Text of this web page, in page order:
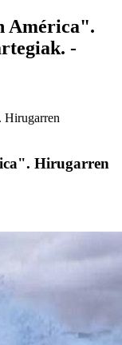
América".
-
Hirugarren
Hirugarren